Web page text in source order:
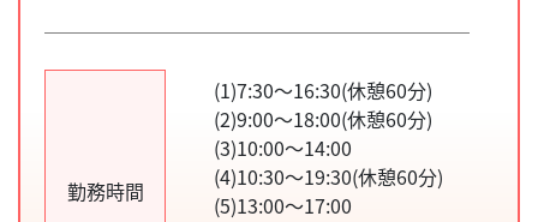
勤務時間
(1)7:30～16:30(休憩60分)
(2)9:00～18:00(休憩60分)
(3)10:00～14:00
(4)10:30～19:30(休憩60分)
(5)13:00～17:00